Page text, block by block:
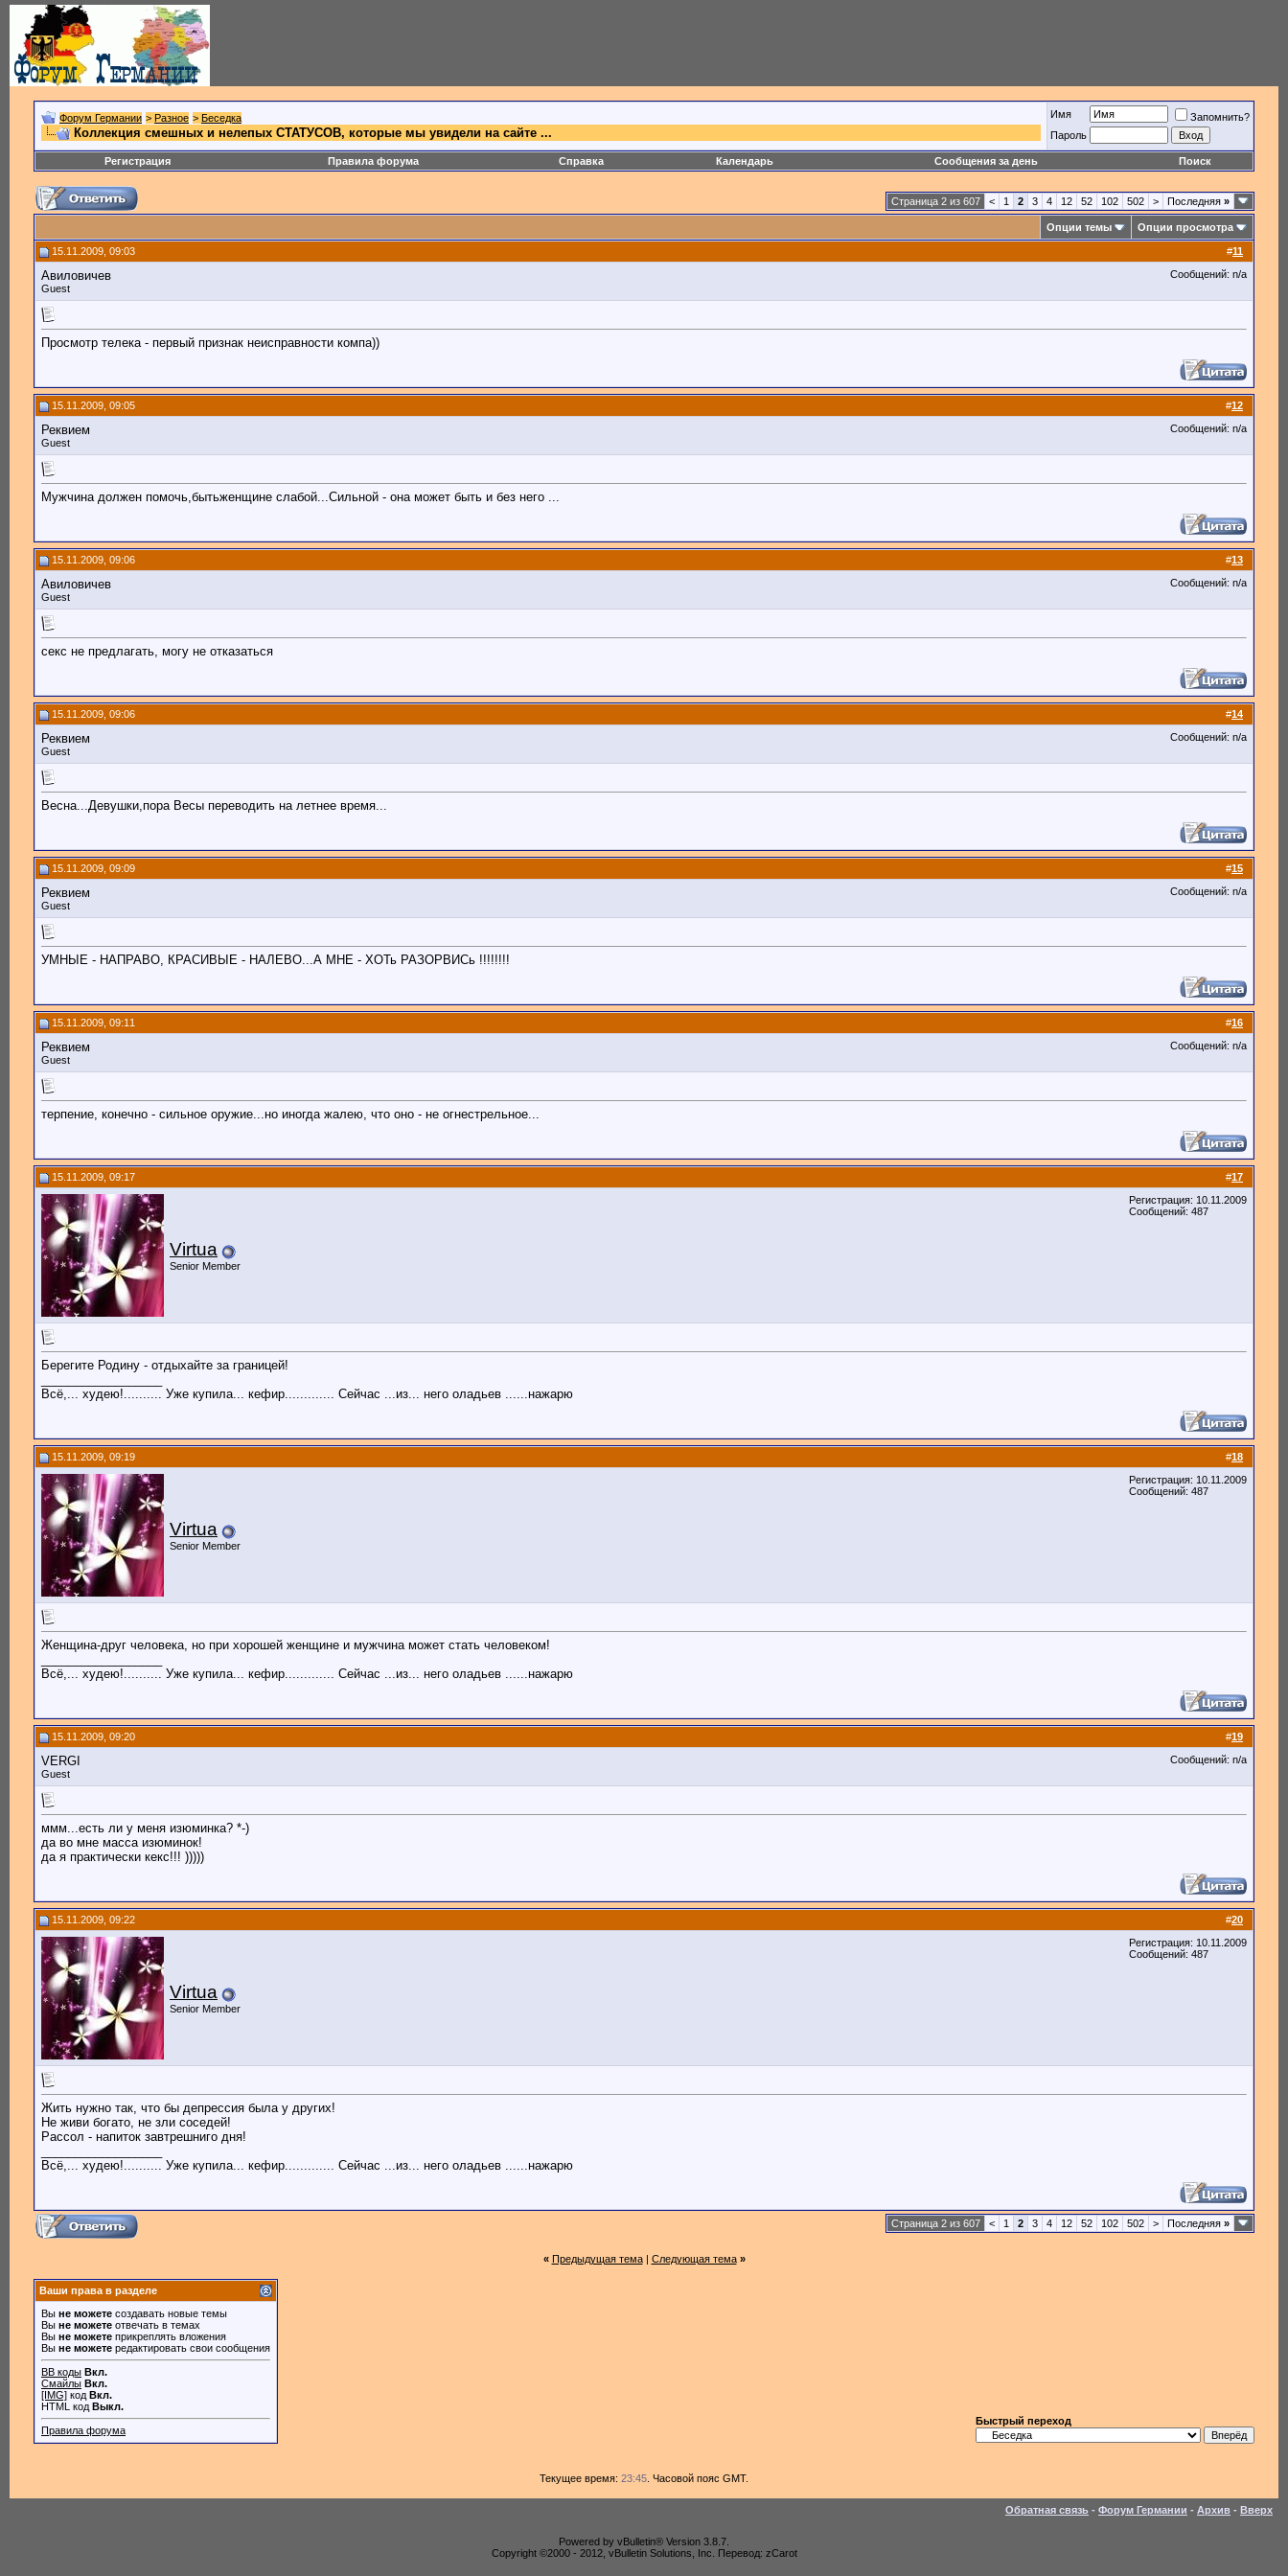
Форум Германии > Разное > Беседка
Коллекция смешных и нелепых СТАТУСOB, которые мы yвидели на сайте ...
Имя
Запомнить?
Пароль
Регистрация Правила форума Справка Календарь Сообщения за день Поиск
Страница 2 из 607 < 1 2 3 4 12 52 102 502 > Последняя »
Опции темы Опции просмотра
#11
15.11.2009, 09:03
Авиловичев
Guest
Сообщений: n/a
Просмотр телека - первый признак неисправности компа))
#12
15.11.2009, 09:05
Реквием
Guest
Сообщений: n/a
Мужчина должен помочь,бытьженщине слабой...Сильной - она может быть и без него ...
#13
15.11.2009, 09:06
Авиловичев
Guest
Сообщений: n/a
секс не предлагать, могу не отказаться
#14
15.11.2009, 09:06
Реквием
Guest
Сообщений: n/a
Весна...Девушки,пора Весы переводить на летнее время...
#15
15.11.2009, 09:09
Реквием
Guest
Сообщений: n/a
УМНЫЕ - НАПРАВО, КРАСИВЫЕ - НАЛЕВО...А МНЕ - ХОТь РАЗОРВИСь !!!!!!!!
#16
15.11.2009, 09:11
Реквием
Guest
Сообщений: n/a
терпение, конечно - сильное оружие...но иногда жалею, что оно - не огнестрельное...
#17
15.11.2009, 09:17
Virtua
Senior Member
Регистрация: 10.11.2009
Сообщений: 487
Берегите Родину - отдыхайте за границей!
Всё,... худею!.......... Уже купила... кефир............. Сейчас ...из... него оладьев ......нажарю
#18
15.11.2009, 09:19
Virtua
Senior Member
Регистрация: 10.11.2009
Сообщений: 487
Женщина-друг человека, но при хорошей женщине и мужчина может стать человеком!
Всё,... худею!.......... Уже купила... кефир............. Сейчас ...из... него оладьев ......нажарю
#19
15.11.2009, 09:20
VERGI
Guest
Сообщений: n/a
ммм...есть ли у меня изюминка? *-)
да во мне масса изюминок!
да я практически кекс!!! )))))
#20
15.11.2009, 09:22
Virtua
Senior Member
Регистрация: 10.11.2009
Сообщений: 487
Жить нужно так, что бы депрессия была у других!
Не живи богато, не зли соседей!
Рассол - напиток завтрешниго дня!
Всё,... худею!.......... Уже купила... кефир............. Сейчас ...из... него оладьев ......нажарю
Страница 2 из 607 < 1 2 3 4 12 52 102 502 > Последняя »
« Предыдущая тема| Следующая тема »
Ваши права в разделе
Вы не можете создавать новые темы
Вы не можете отвечать в темах
Вы не можете прикреплять вложения
Вы не можете редактировать свои сообщения
BB коды Вкл.
Смайлы Вкл.
[IMG] код Вкл.
HTML код Выкл.
Правила форума
Быстрый переход
Текущее время: 23:45 . Часовой пояс GMT.
Обратная связь - Форум Германии - Архив - Вверх
Powered by vBulletin® Version 3.8.7.
Copyright ©2000 - 2012, vBulletin Solutions, Inc. Перевод: zCarot